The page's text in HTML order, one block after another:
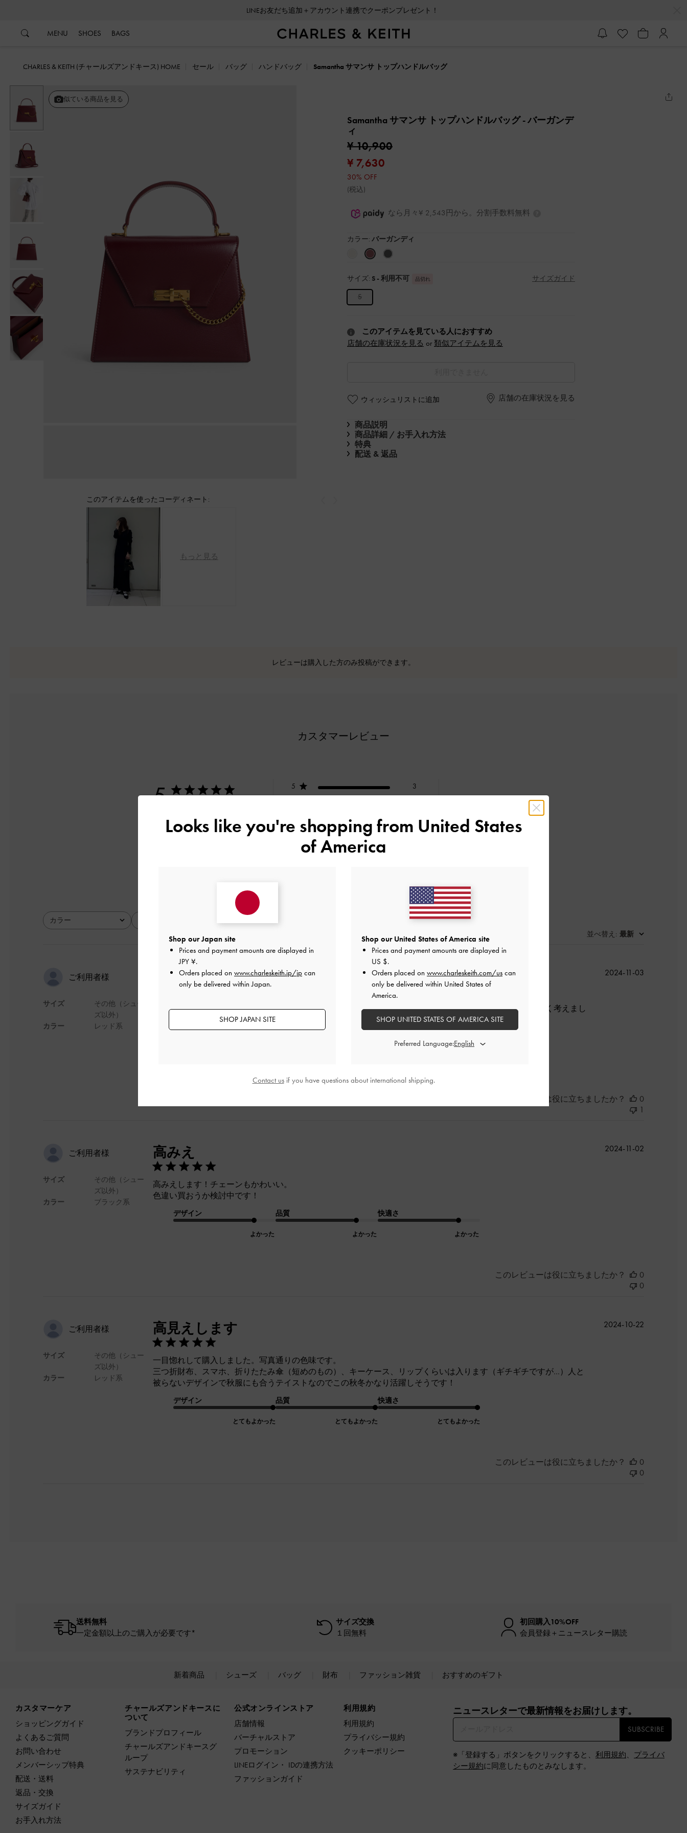
LINEお友だち追加＋アカウント連携でクーポンプレゼント！
MENU SHOES BAGS
CHARLES & KEITH (チャールズアンドキース) HOME セール バッグ ハンドバッグ Samantha サマンサ トップハンドルバッグ
似ている商品を見る
Samantha サマンサ トップハンドルバッグ- バーガンデ
ィ
¥ 10,900
¥ 7,630
30% OFF
(税込)
なら月々¥ 2,543円から。分割手数料無料
カラー: バーガンディ
サイズ: S - 利用不可 品切れ サイズガイド
S
このアイテムを見ている人におすすめ
店舗の在庫状況を見る or 類似アイテムを見る
ウィッシュリストに追加 店舗の在庫状況を見る
商品説明
商品詳細 / お手入れ方法
特典
配送 & 返品
このアイテムを使ったコーディネート:
もっと見る
レビューは購入した方のみ投稿ができます。
カスタマーレビュー
5 5
3
2
0
レビューを書く
カラー
全て 全て 快適さ
並べ替え : 最新
ご利用者様
サイズ
カラー
その他（シュー
ズ以外）
レッド系
kimさんのレビュー
赤いバッグを買ったことはありませんでしたが、届いたときは色がとても気に入りました。購入する前によく考えまし
た。とても良かったです。まさに私が望んでいたサイズでした。
公
2024-11-03
このレビューは役に立ちましたか？
0
1
ご利用者様
サイズ
カラー
その他（シュー
ズ以外）
ブラック系
高みえ
高みえします！チェーンもかわいい。
色違い買おうか検討中です！
デザイン
よかった
品質
よかった
快適さ
よかった
公
2024-11-02
このレビューは役に立ちましたか？
0
0
ご利用者様
サイズ
カラー
その他（シュー
ズ以外）
レッド系
高見えします
一目惚れして購入しました。写真通りの色味です。
三つ折財布、スマホ、折りたたみ傘（短めのもの）、キーケース、リップくらいは入ります（ギチギチですが…）人と
被らないデザインで秋服にも合うテイストなのでこの秋冬かなり活躍しそうです！
デザイン
とてもよかった
品質
とてもよかった
快適さ
とてもよかった
公
2024-10-22
このレビューは役に立ちましたか？
0
0
送料無料
一定金額以上のご購入が必要です*
サイズ交換
１回無料
初回購入10%OFF
会員登録＋ニュースレター購読
新着商品 シューズ バッグ 財布 ファッション雑貨 おすすめのギフト
カスタマーケア
ショッピングガイド
よくあるご質問
お問い合わせ
メンバーシップ特典
配送・送料
返品・交換
サイズガイド
お手入れ方法
チャールズアンドキースに
ついて
ブランドプロフィール
チャールズアンドキースグ
ループ
サステナビリティ
公式オンラインストア
店舗情報
バーチャルストア
プロモーション
LINEログイン・ IDの連携方法
ファッションガイド
利用規約
利用規約
プライバシー規約
クッキーポリシー
ニュースレターで最新情報をお届けします。​
SUBSCRIBE
※「登録する」ボタンをクリックすると、 利用規約、 プライバ
シー規約に同意したものとみなします。
Looks like you're shopping from United States
of America
Shop our Japan site
Prices and payment amounts are displayed in
JPY ¥.
Orders placed on www.charleskeith.jp/jp can
only be delivered within Japan.
SHOP JAPAN SITE
Shop our United States of America site
Prices and payment amounts are displayed in
US $.
Orders placed on www.charleskeith.com/us can
only be delivered within United States of
America.
SHOP UNITED STATES OF AMERICA SITE
Preferred Language:
Contact usif you have questions about international shipping.